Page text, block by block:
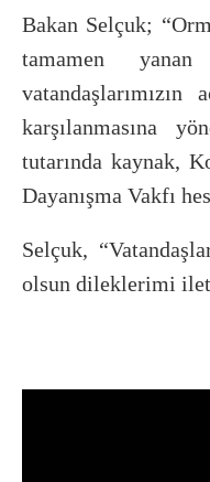
Bakan Selçuk;
tamamen
karşılanmasına
tutarında kaynak,
Dayanışma Vakfı
Selçuk,
olsun dileklerimi